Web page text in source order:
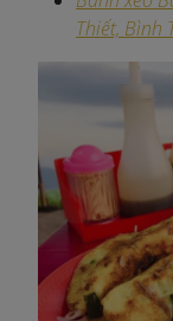
Thiết, Bình